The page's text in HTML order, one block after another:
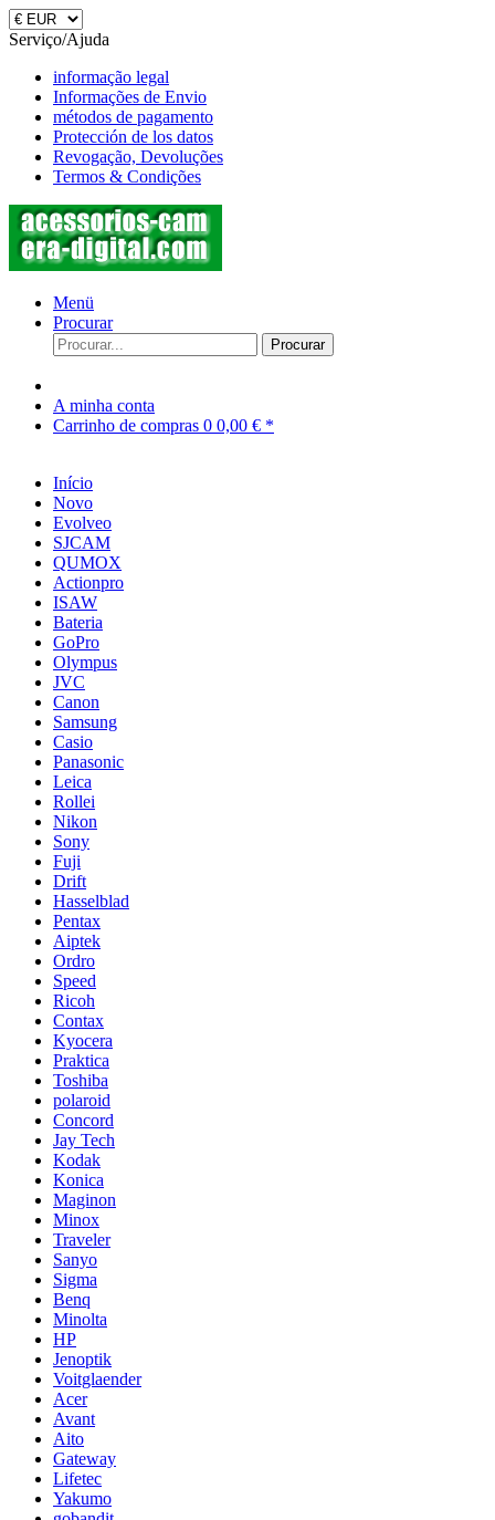
Serviço/Ajuda
informação legal
Informações de Envio
métodos de pagamento
Protección de los datos
Revogação, Devoluções
Termos & Condições
Menü
Procurar
Procurar
A minha conta
Carrinho de compras 0 0,00 € *
Início
Novo
Evolveo
SJCAM
QUMOX
Actionpro
ISAW
Bateria
GoPro
Olympus
JVC
Canon
Samsung
Casio
Panasonic
Leica
Rollei
Nikon
Sony
Fuji
Drift
Hasselblad
Pentax
Aiptek
Ordro
Speed
Ricoh
Contax
Kyocera
Praktica
Toshiba
polaroid
Concord
Jay Tech
Kodak
Konica
Maginon
Minox
Traveler
Sanyo
Sigma
Benq
Minolta
HP
Jenoptik
Voitglaender
Acer
Avant
Aito
Gateway
Lifetec
Yakumo